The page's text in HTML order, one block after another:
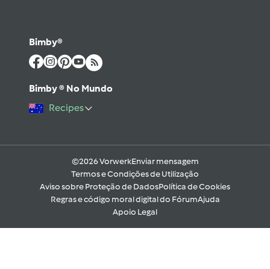
Bimby®
Bimby ® No Mundo
Recipes
©2026 VorwerkEnviar mensagem
Termos e Condições de Utilização
Aviso sobre Proteção de DadosPolítica de Cookies
Regras e código moral digital do FórumAjuda
Apoio Legal